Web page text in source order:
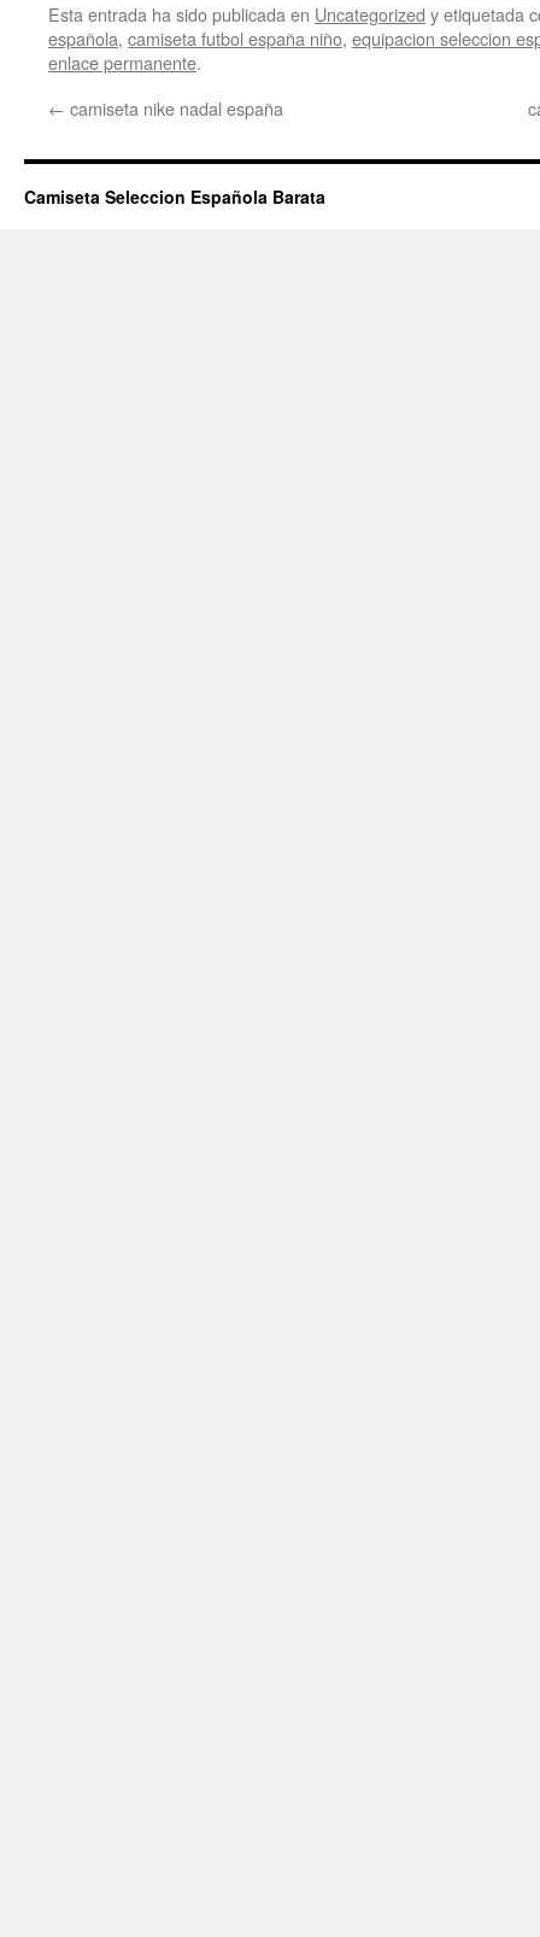
Esta entrada ha sido publicada en Uncategorized y etiquetada
española, camiseta futbol españa niño, equipacion seleccion
enlace permanente.
← camiseta nike nadal españa
Camiseta Seleccion Española Barata